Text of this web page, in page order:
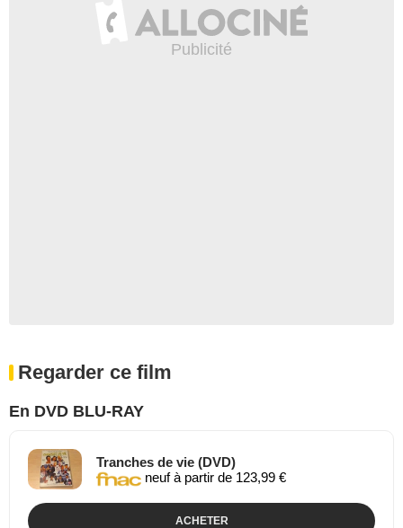
Regarder ce film
En DVD BLU-RAY
Tranches de vie (DVD)
neuf à partir de 123,99 €
ACHETER